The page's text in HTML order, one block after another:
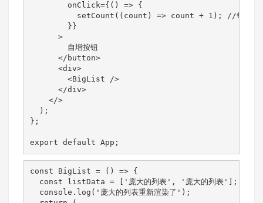
        onClick={() => {
setCount((count) => count + 1); //每次点击
        }}
      >
        自增按钮
      </button>
      <div>
        <BigList />
      </div>
    </>
  );
};
export default App;
const BigList = () => {
  const listData = ['庞大的列表', '庞大的列表'];
  console.log('庞大的列表重新渲染了');